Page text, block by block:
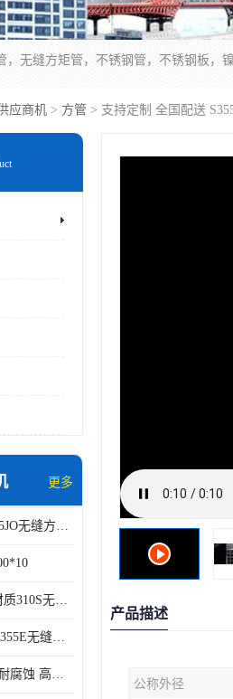
，无缝方矩管，不锈钢管，不锈钢板，
应商机 > 方管 > 支持定制 全国配送
更多
睿诺供应欧标S355JO无缝方矩管，美标A36无缝方管
供应200*100*10材质310S无缝方矩管耐腐蚀抗高温
库存245*14材质Q355E无缝钢管支持货到付款
睿诺 Q345D钢管 耐腐蚀 高强度 耐高温
产品描述
公称外径